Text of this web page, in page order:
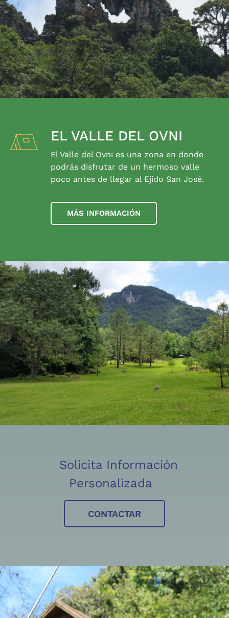
EL VALLE DEL OVNI
El Valle del Ovni es una zona en donde
podrás disfrutar de un hermoso valle
poco antes de llegar al Ejido San José.
MÁS INFORMACIÓN
Solicita Información
Personalizada
CONTACTAR